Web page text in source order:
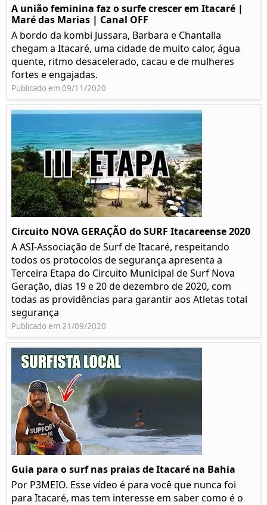
A união feminina faz o surfe crescer em Itacaré |
Maré das Marias | Canal OFF
A bordo da kombi Jussara, Barbara e Chantalla
chegam a Itacaré, uma cidade de muito calor, água
quente, ritmo desacelerado, cacau e de mulheres
fortes e engajadas.
Publicado em 09/11/2020
Circuito NOVA GERAÇÃO do SURF Itacareense 2020
A ASI-Associação de Surf de Itacaré, respeitando
todos os protocolos de segurança apresenta a
Terceira Etapa do Circuito Municipal de Surf Nova
Geração, dias 19 e 20 de dezembro de 2020, com
todas as providências para garantir aos Atletas total
segurança
Publicado em 21/09/2020
Guia para o surf nas praias de Itacaré na Bahia
Por P3MEIO. Esse vídeo é para você que nunca foi
para Itacaré, mas tem interesse em saber como é o